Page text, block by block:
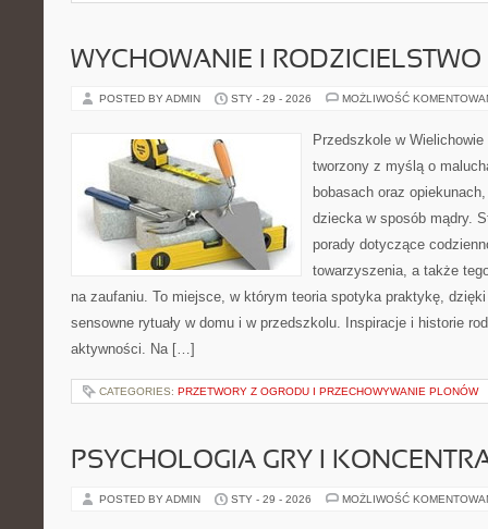
WYCHOWANIE I RODZICIELSTWO
POSTED BY ADMIN STY - 29 - 2026 MOŻLIWOŚĆ
Przedszkole w
tworzony z myślą o
bobasach oraz
dziecka w sposób mądry.
porady dotyczące
towarzyszenia, a także
na zaufaniu. To miejsce, w którym teoria spotyka praktykę, dzięki
sensowne rytuały w domu i w przedszkolu. Inspiracje i historie
aktywności. Na […]
CATEGORIES: PRZETWORY Z OGRODU I PRZECHOWYWANIE PLONÓW
PSYCHOLOGIA GRY I
POSTED BY ADMIN STY - 29 - 2026 MOŻLIWOŚĆ